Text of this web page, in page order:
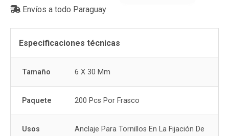
Envíos a todo Paraguay
Especificaciones técnicas
Tamaño 6 X 30 Mm
Paquete 200 Pcs Por Frasco
Usos
Anclaje Para Tornillos En La Fijación De